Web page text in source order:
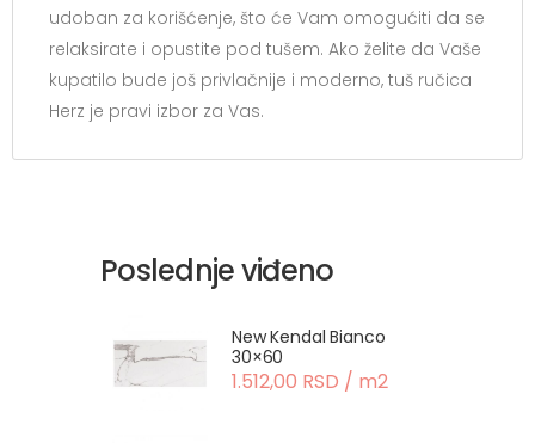
udoban za korišćenje, što će Vam omogućiti da se
relaksirate i opustite pod tušem. Ako želite da Vaše
kupatilo bude još privlačnije i moderno, tuš ručica
Herz je pravi izbor za Vas.
Poslednje viđeno
New Kendal Bianco
30×60
1.512,00 RSD / m2